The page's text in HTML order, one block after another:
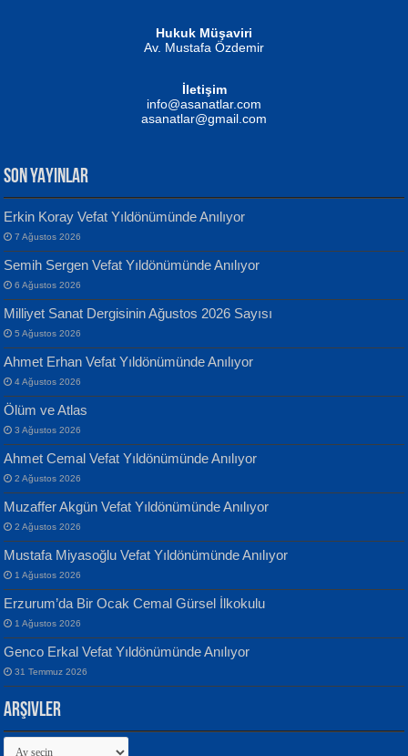
MUSTAFA KELOĞLU
Yarına İz Bırakmak...
ATİLLA ÖZEN
Sultan Olmadan Önce Eyüp...
EKREM KARABABA
Yılmaz Ekinci
Geceye Söylenen...
Banu Sancak
Defterimden İçeri...
İsmail Aydos
İnkisar...
Hukuk Müşaviri
Av. Mustafa Özdemir
İletişim
info@asanatlar.com
asanatlar@gmail.com
SON YAYINLAR
Erkin Koray Vefat Yıldönümünde Anılıyor
7 Ağustos 2026
Semih Sergen Vefat Yıldönümünde Anılıyor
6 Ağustos 2026
Milliyet Sanat Dergisinin Ağustos 2026 Sayısı
5 Ağustos 2026
Ahmet Erhan Vefat Yıldönümünde Anılıyor
4 Ağustos 2026
Ölüm ve Atlas
3 Ağustos 2026
Ahmet Cemal Vefat Yıldönümünde Anılıyor
2 Ağustos 2026
Muzaffer Akgün Vefat Yıldönümünde Anılıyor
2 Ağustos 2026
Mustafa Miyasoğlu Vefat Yıldönümünde Anılıyor
1 Ağustos 2026
Erzurum’da Bir Ocak Cemal Gürsel İlkokulu
1 Ağustos 2026
Genco Erkal Vefat Yıldönümünde Anılıyor
31 Temmuz 2026
Arşivler
Arşivler